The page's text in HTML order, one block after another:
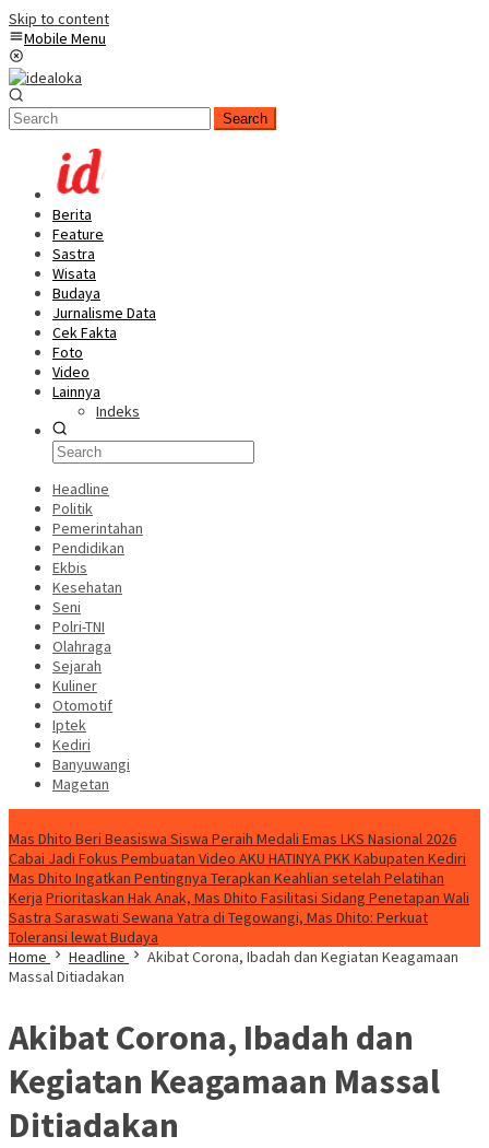
Skip to content
Mobile Menu
Search
Berita
Feature
Sastra
Wisata
Budaya
Jurnalisme Data
Cek Fakta
Foto
Video
Lainnya
Indeks
Headline
Politik
Pemerintahan
Pendidikan
Ekbis
Kesehatan
Seni
Polri-TNI
Olahraga
Sejarah
Kuliner
Otomotif
Iptek
Kediri
Banyuwangi
Magetan
Mas Dhito Beri Beasiswa Siswa Peraih Medali Emas LKS Nasional 2026
Cabai Jadi Fokus Pembuatan Video AKU HATINYA PKK Kabupaten Kediri
Mas Dhito Ingatkan Pentingnya Terapkan Keahlian setelah Pelatihan
Kerja Prioritaskan Hak Anak, Mas Dhito Fasilitasi Sidang Penetapan Wali
Sastra Saraswati Sewana Yatra di Tegowangi, Mas Dhito: Perkuat
Toleransi lewat Budaya
Home
Headline
Akibat Corona, Ibadah dan Kegiatan Keagamaan
Massal Ditiadakan
Akibat Corona, Ibadah dan
Kegiatan Keagamaan Massal
Ditiadakan